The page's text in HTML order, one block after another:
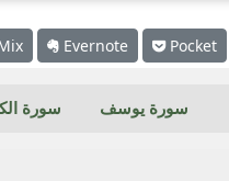
Evernote Pocket
سورة يوسف سورة